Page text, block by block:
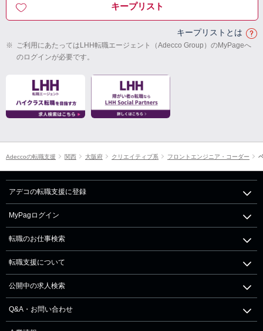
キープリスト
キープリストとは
※ ご利用にあたってはLHH転職エージェント（Adecco Group）のMyPageへ
のログインが必要です。
Adeccoの転職支援 関西 大阪府 クリエイティブ系 フロントエンジニア・コーダー
アデコの転職支援に登録
MyPagログイン
転職のお仕事検索
転職支援について
公開中の求人検索
Q&A・お問い合わせ